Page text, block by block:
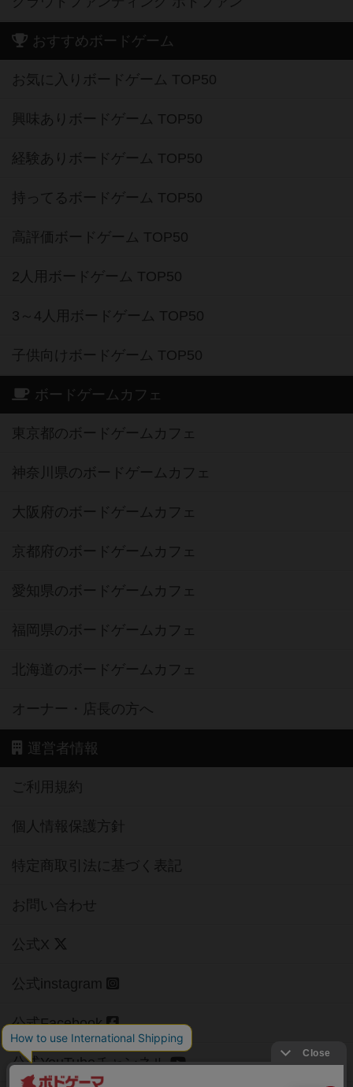
おすすめボードゲーム
お気に入りボードゲーム TOP50
興味ありボードゲーム TOP50
経験ありボードゲーム TOP50
持ってるボードゲーム TOP50
高評価ボードゲーム TOP50
2人用ボードゲーム TOP50
3～4人用ボードゲーム TOP50
子供向けボードゲーム TOP50
ボードゲームカフェ
東京都のボードゲームカフェ
神奈川県のボードゲームカフェ
大阪府のボードゲームカフェ
京都府のボードゲームカフェ
愛知県のボードゲームカフェ
福岡県のボードゲームカフェ
北海道のボードゲームカフェ
オーナー・店長の方へ
運営者情報
ご利用規約
個人情報保護方針
特定商取引法に基づく表記
お問い合わせ
公式X
公式instagram
公式Facebook
公式YouTubeチャンネル